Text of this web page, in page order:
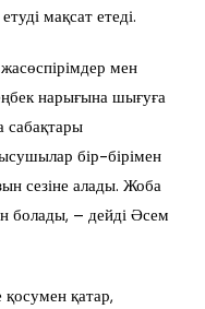
мақсат етеді.
жасөспірімдер мен
нарығына шығуға
сабақтары
бір-бірімен
сезіне алады. Жоба
болады, – дейді Әсем
қатар,